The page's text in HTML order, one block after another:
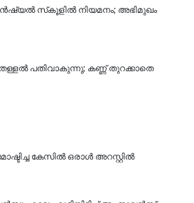
സ്‌കൂളിൽ നിയമനം; അഭിമുഖം
പതിവാകുന്നു; കണ്ണ് തുറക്കാതെ
കേസിൽ ഒരാൾ അറസ്റ്റിൽ